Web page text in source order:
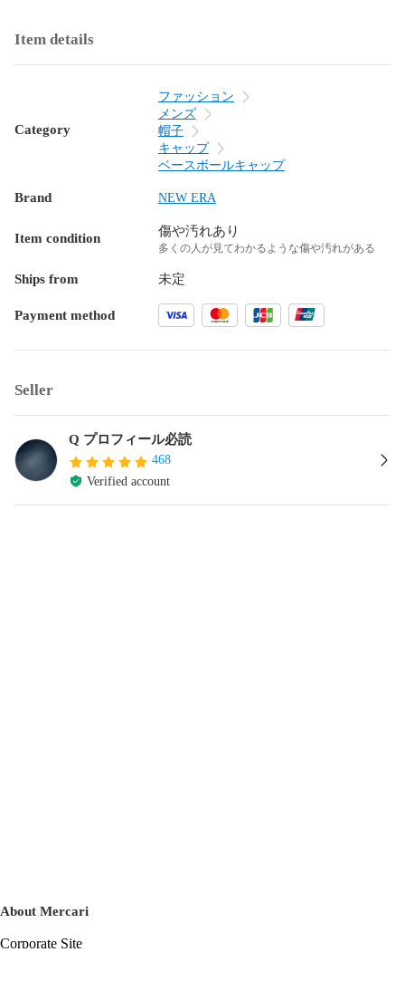
Item details
Category
ファッション
メンズ
帽子
キャップ
ベースボールキャップ
Brand NEW ERA
Item condition 傷や汚れあり
多くの人が見てわかるような傷や汚れがある
Ships from 未定
Payment method
Seller
Q プロフィール必読
468
Verified account
About Mercari
Corporate Site